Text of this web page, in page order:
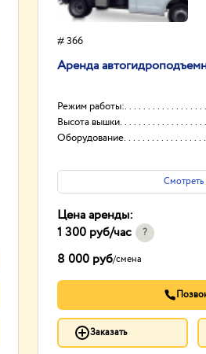
# 366
Аренда
Режим работы:
Высота вышки
Оборудование
Цена аренды:
1 300 руб/час ?
8 000 руб/смена
Заказать